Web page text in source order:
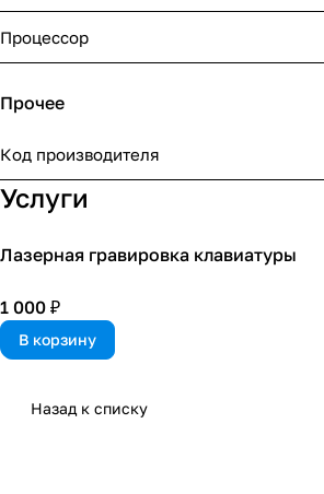
Процессор
Прочее
Код производителя
Услуги
Лазерная гравировка клавиатуры
1 000 ₽
В корзину
Назад к списку